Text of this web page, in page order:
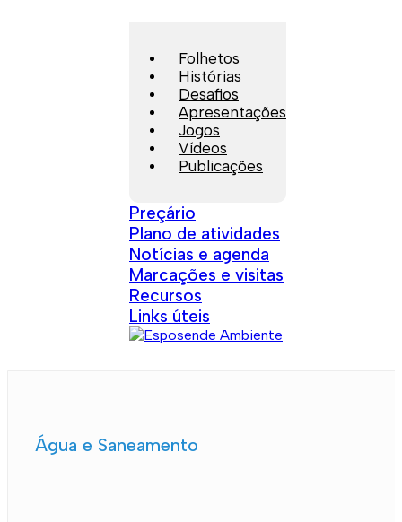
Folhetos
Histórias
Desafios
Apresentações
Jogos
Vídeos
Publicações
Preçário
Plano de atividades
Notícias e agenda
Marcações e visitas
Recursos
Links úteis
Água e Saneamento